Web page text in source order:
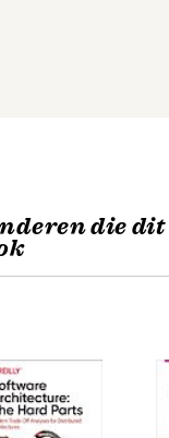
die dit